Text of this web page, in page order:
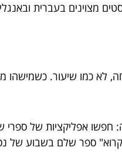
מצוינים בעברית
לא כמו שיעור. כשמישהו
ספר שלם בשבוע של